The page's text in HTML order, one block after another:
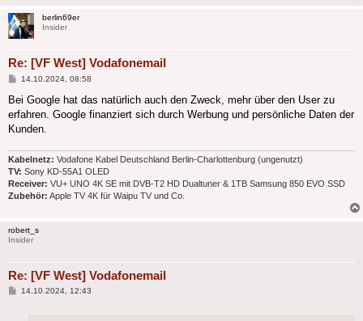
berlin69er
Insider
Re: [VF West] Vodafonemail
Beitrag
14.10.2024, 08:58
Bei Google hat das natürlich auch den Zweck, mehr über den User zu
erfahren. Google finanziert sich durch Werbung und persönliche Daten der
Kunden.
Kabelnetz: Vodafone Kabel Deutschland Berlin-Charlottenburg (ungenutzt)
TV: Sony KD-55A1 OLED
Receiver: VU+ UNO 4K SE mit DVB-T2 HD Dualtuner & 1TB Samsung 850 EVO SSD
Zubehör: Apple TV 4K für Waipu TV und Co.
robert_s
Insider
Re: [VF West] Vodafonemail
Beitrag
14.10.2024, 12:43